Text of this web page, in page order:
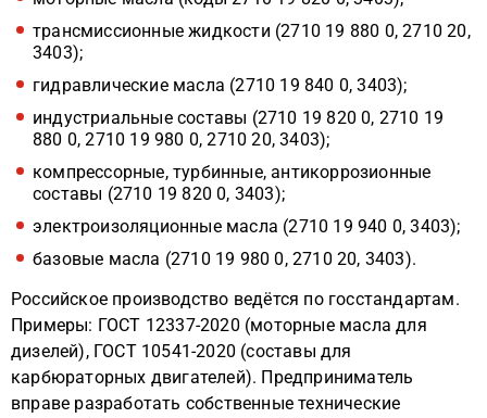
трансмиссионные жидкости (2710 19 880 0, 2710 20,
3403);
гидравлические масла (2710 19 840 0, 3403);
индустриальные составы (2710 19 820 0, 2710 19
880 0, 2710 19 980 0, 2710 20, 3403);
компрессорные, турбинные, антикоррозионные
составы (2710 19 820 0, 3403);
электроизоляционные масла (2710 19 940 0, 3403);
базовые масла (2710 19 980 0, 2710 20, 3403).
Российское производство ведётся по госстандартам.
Примеры: ГОСТ 12337-2020 (моторные масла для
дизелей), ГОСТ 10541-2020 (составы для
карбюраторных двигателей). Предприниматель
вправе разработать собственные технические